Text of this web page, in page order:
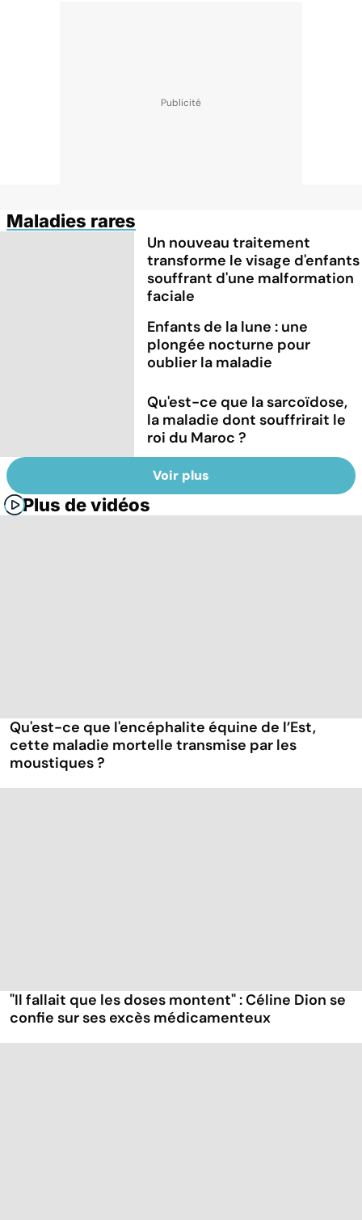
Maladies rares
Un nouveau traitement
transforme le visage d'enfants
souffrant d'une malformation
faciale
Enfants de la lune : une
plongée nocturne pour
oublier la maladie
Qu'est-ce que la sarcoïdose,
la maladie dont souffrirait le
roi du Maroc ?
Voir plus
Plus de vidéos
Qu'est-ce que l'encéphalite équine de l’Est,
cette maladie mortelle transmise par les
moustiques ?
"Il fallait que les doses montent" : Céline Dion se
confie sur ses excès médicamenteux